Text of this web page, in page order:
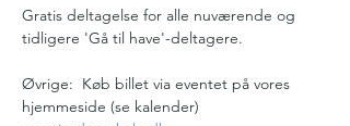
Gratis deltagelse for alle nuværende og
tidligere 'Gå til have'-deltagere.
Øvrige:  Køb billet via eventet på vores
hjemmeside (se kalender)